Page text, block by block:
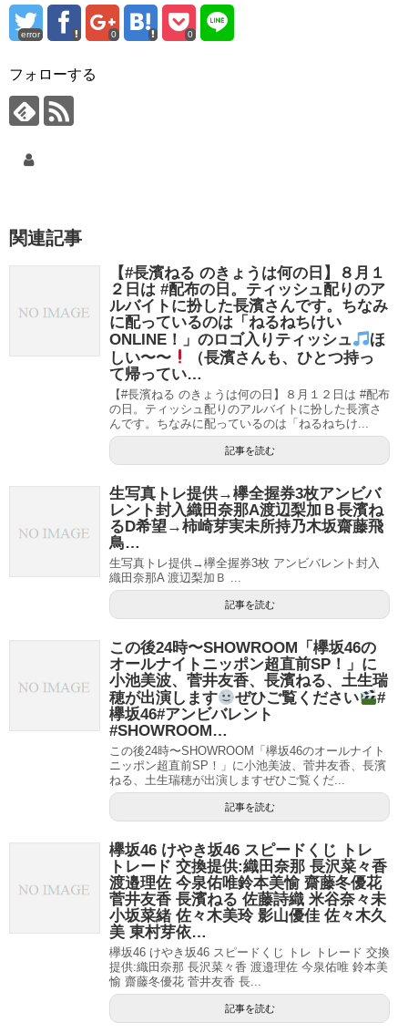
error 0 0
フォローする
関連記事
【#長濱ねる のきょうは何の日】８月１
２日は #配布の日。ティッシュ配りのア
ルバイトに扮した長濱さんです。ちなみ
に配っているのは「ねるねちけい
ONLINE！」のロゴ入りティッシュ
ほ
しい〜〜
（長濱さんも、ひとつ持っ
て帰ってい…
【#長濱ねる のきょうは何の日】８月１２日は #配布
の日。ティッシュ配りのアルバイトに扮した長濱さ
んです。ちなみに配っているのは「ねるねちけ...
記事を読む
生写真トレ提供→欅全握券3枚アンビバ
レント封入織田奈那A渡辺梨加Ｂ長濱ね
るD希望→柿崎芽実未所持乃木坂齋藤飛
鳥…
生写真トレ提供→欅全握券3枚 アンビバレント封入
織田奈那A 渡辺梨加Ｂ ...
記事を読む
この後24時〜SHOWROOM「欅坂46の
オールナイトニッポン超直前SP！」に
小池美波、菅井友香、長濱ねる、土生瑞
穂が出演します
ぜひご覧ください
#
欅坂46#アンビバレント
#SHOWROOM…
この後24時〜SHOWROOM「欅坂46のオールナイト
ニッポン超直前SP！」に小池美波、菅井友香、長濱
ねる、土生瑞穂が出演しますぜひご覧くだ...
記事を読む
欅坂46 けやき坂46 スピードくじ トレ
トレード 交換提供:織田奈那 長沢菜々香
渡邉理佐 今泉佑唯鈴本美愉 齋藤冬優花
菅井友香 長濱ねる 佐藤詩織 米谷奈々未
小坂菜緒 佐々木美玲 影山優佳 佐々木久
美 東村芽依…
欅坂46 けやき坂46 スピードくじ トレ トレード 交換
提供:織田奈那 長沢菜々香 渡邉理佐 今泉佑唯 鈴本美
愉 齋藤冬優花 菅井友香 長...
記事を読む